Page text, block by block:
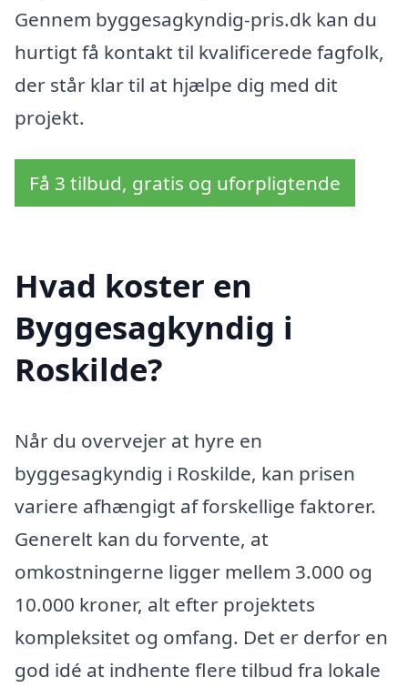
Gennem byggesagkyndig-pris.dk kan du
hurtigt få kontakt til kvalificerede fagfolk,
der står klar til at hjælpe dig med dit
projekt.
Få 3 tilbud, gratis og uforpligtende
Hvad koster en
Byggesagkyndig i
Roskilde?
Når du overvejer at hyre en
byggesagkyndig i Roskilde, kan prisen
variere afhængigt af forskellige faktorer.
Generelt kan du forvente, at
omkostningerne ligger mellem 3.000 og
10.000 kroner, alt efter projektets
kompleksitet og omfang. Det er derfor en
god idé at indhente flere tilbud fra lokale